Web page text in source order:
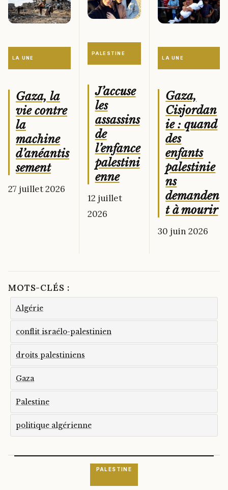
LA UNE
Gaza, la
vie contre
la
machine
d’anéantis
sement
27 juillet 2026
PALESTINE
J’accuse
les
assassins
de
l’enfance
palestini
enne
12 juillet
2026
LA UNE
Gaza,
Cisjordan
ie : quand
des
enfants
palestinie
ns
demanden
t à mourir
30 juin 2026
MOTS-CLÉS :
Algérie
conflit israélo-palestinien
droits palestiniens
Gaza
Palestine
politique algérienne
PALESTINE